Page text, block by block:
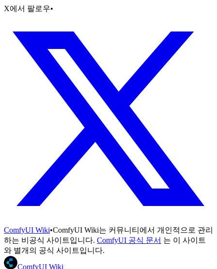
X에서 팔로우•
ComfyUI Wiki•ComfyUI Wiki는 커뮤니티에서 개인적으로 관리
하는 비공식 사이트입니다. ComfyUI 공식 문서 는 이 사이트
와 별개의 공식 사이트입니다.
ComfyUI Wiki